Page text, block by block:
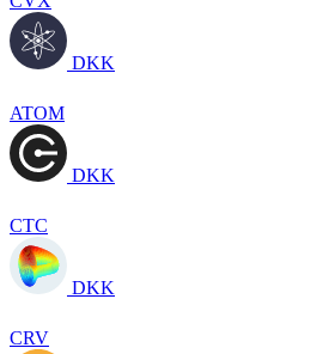
DKK
ATOM
DKK
CTC
DKK
CRV